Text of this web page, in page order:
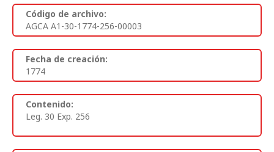
Código de archivo:
AGCA A1-30-1774-256-00003
Fecha de creación:
1774
Contenido:
Leg. 30 Exp. 256